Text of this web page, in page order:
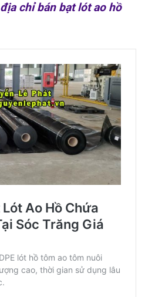
địa chỉ bán bạt lót ao hồ